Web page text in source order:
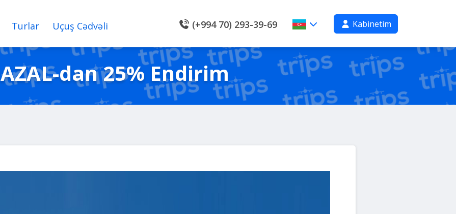
Turlar Uçuş Cədvəli (+994 70) 293-39-69 Kabinetim
AZAL-dan 25% Endirim